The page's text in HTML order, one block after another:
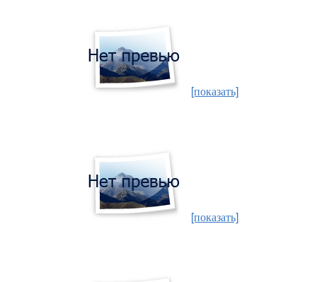
[показать]
[показать]